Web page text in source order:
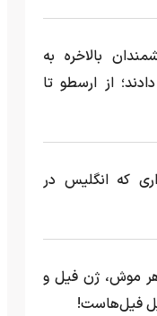
بالاخره به
از ارسطو تا
که انگلیس در
موش، ژن فیل و
فیل‌هاست!